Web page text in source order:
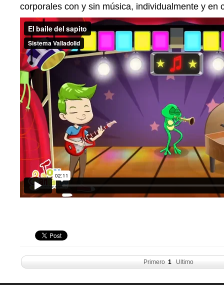
corporales con y sin música, individualmente y en
Primero 1 Ultimo